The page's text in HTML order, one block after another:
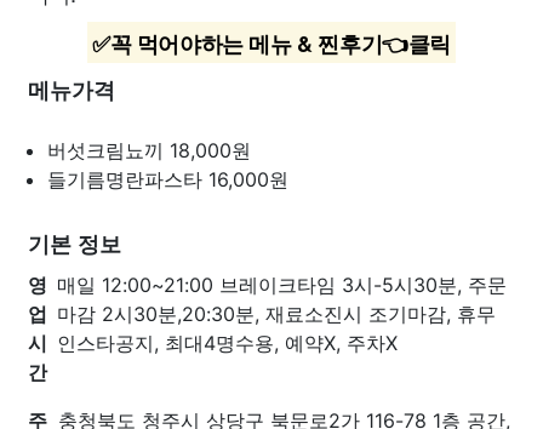
✅꼭 먹어야하는 메뉴 & 찐후기👈클릭
메뉴가격
버섯크림뇨끼 18,000원
들기름명란파스타 16,000원
기본 정보
영
업
시
간
매일 12:00~21:00 브레이크타임 3시-5시30분, 주문
마감 2시30분,20:30분, 재료소진시 조기마감, 휴무
인스타공지, 최대4명수용, 예약X, 주차X
주 충청북도 청주시 상당구 북문로2가 116-78 1층 공간,